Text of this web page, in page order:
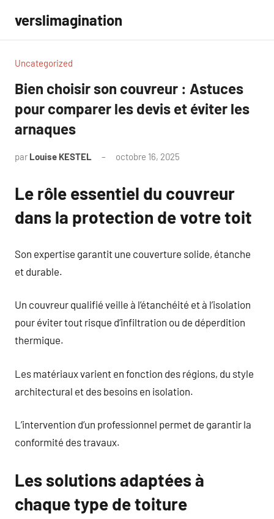
contenu
verslimagination
Uncategorized
Bien choisir son couvreur : Astuces
pour comparer les devis et éviter les
arnaques
par Louise KESTEL octobre 16, 2025
Le rôle essentiel du couvreur
dans la protection de votre toit
Son expertise garantit une couverture solide, étanche
et durable.
Un couvreur qualifié veille à l’étanchéité et à l’isolation
pour éviter tout risque d’infiltration ou de déperdition
thermique.
Les matériaux varient en fonction des régions, du style
architectural et des besoins en isolation.
L’intervention d’un professionnel permet de garantir la
conformité des travaux.
Les solutions adaptées à
chaque type de toiture